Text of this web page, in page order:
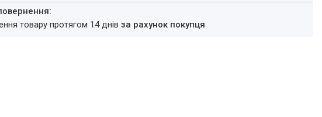
товару протягом 14 днівза рахунок покупця